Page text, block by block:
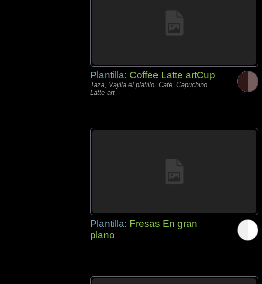
Plantilla: Coffee Latte artCup
Taza, Vajilla el platillo, Café, Capuchino,
Latte art
Plantilla: Fresas En gran
plano